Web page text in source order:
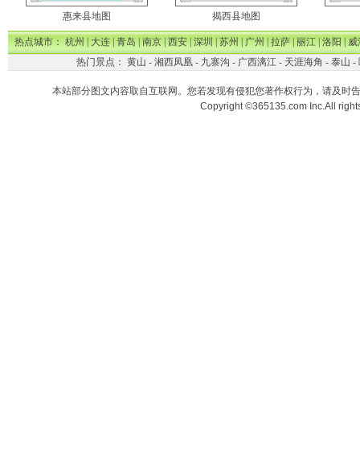
惠来县地图 揭西县地图
热点城市：杭州|大连|青岛|南京|西安|深圳|苏州|广州|拉萨|丽江|洛阳|威
热门景点： 黄山 - 湘西凤凰- 九寨沟 - 广西漓江- 天涯海角 - 泰山 -
本站部分图文内容取自互联网。您若发现有侵犯您著作权行为，请及时
Copyright ©365135.com Inc.All